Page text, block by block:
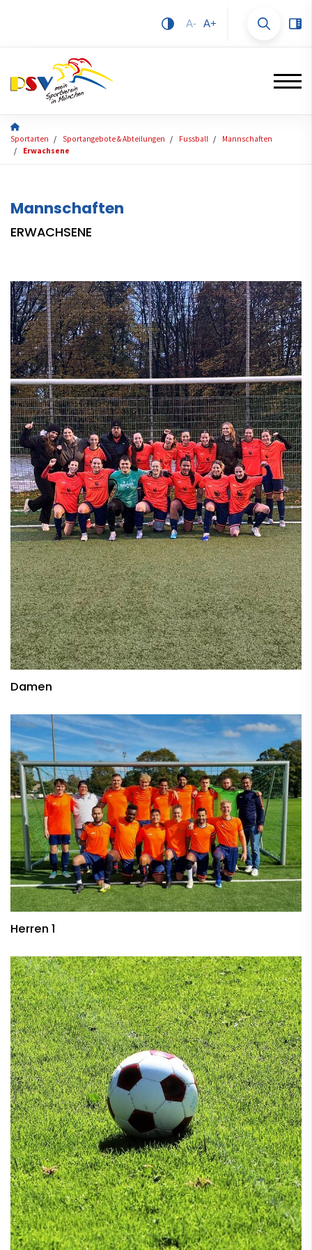
A- A+
Sportarten Sportangebote & Abteilungen Fussball
Mannschaften
Erwachsene
Mannschaften
ERWACHSENE
Damen
Herren 1